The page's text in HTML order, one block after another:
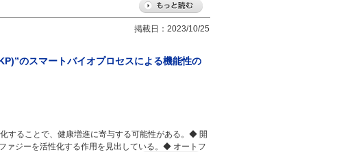
掲載日：2023/10/25
のスマートバイオプロセスによる機能性の
することで、健康増進に寄与する可能性がある。◆ 開
ァジーを活性化する作用を見出している。◆ オートフ